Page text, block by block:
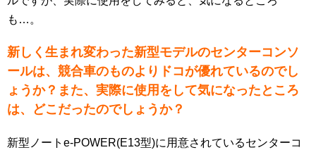
も…。
新しく生まれ変わった新型モデルのセンターコンソ
ールは、競合車のものよりドコが優れているのでし
ょうか？また、実際に使用をして気になったところ
は、どこだったのでしょうか？
新型ノートe-POWER(E13型)に用意されているセンターコ